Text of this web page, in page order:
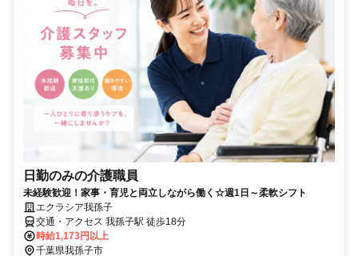
日勤のみの介護職員
未経験歓迎！家事・育児と両立しながら働く☆週1日～柔軟シフト
エクラシア我孫子
交通・アクセス 我孫子駅 徒歩18分
時給1,173円以上
千葉県我孫子市